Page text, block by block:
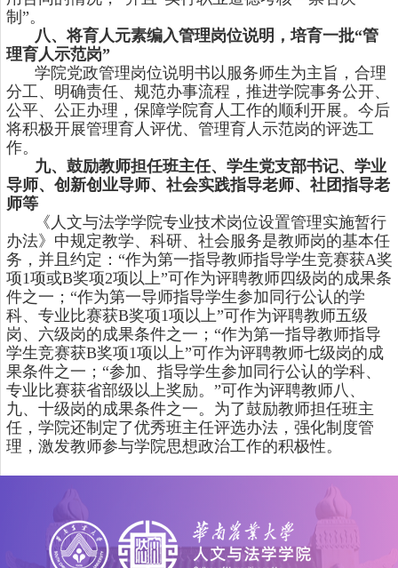
制”。
八、将育人元素编入管理岗位说明，培育一批“管
理育人示范岗”
学院党政管理岗位说明书以服务师生为主旨，合理
分工、明确责任、规范办事流程，推进学院事务公开、
公平、公正办理，保障学院育人工作的顺利开展。今后
将积极开展管理育人评优、管理育人示范岗的评选工
作。
九、鼓励教师担任班主任、学生党支部书记、学业
导师、创新创业导师、社会实践指导老师、社团指导老
师等
《人文与法学学院专业技术岗位设置管理实施暂行
办法》中规定教学、科研、社会服务是教师岗的基本任
务，并且约定：“作为第一指导教师指导学生竞赛获A奖
项1项或B奖项2项以上”可作为评聘教师四级岗的成果条
件之一；“作为第一导师指导学生参加同行公认的学
科、专业比赛获B奖项1项以上”可作为评聘教师五级
岗、六级岗的成果条件之一；“作为第一指导教师指导
学生竞赛获B奖项1项以上”可作为评聘教师七级岗的成
果条件之一；“参加、指导学生参加同行公认的学科、
专业比赛获省部级以上奖励。”可作为评聘教师八、
九、十级岗的成果条件之一。为了鼓励教师担任班主
任，学院还制定了优秀班主任评选办法，强化制度管
理，激发教师参与学院思想政治工作的积极性。